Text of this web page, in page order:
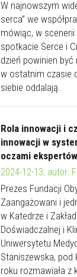
W najnowszym
serca” we
mówiąc, w
spotkacie Serce i
dzień powinien być
w ostatnim czasie
siebie oddalają.
Rola innowacji i
innowacji w
oczami ekspertów
2024-12-13, autor:
Prezes Fundacji
Zaangażowani i
w Katedrze i
Doświadczalnej i
Uniwersytetu
Staniszewska, pod
roku rozmawiała z